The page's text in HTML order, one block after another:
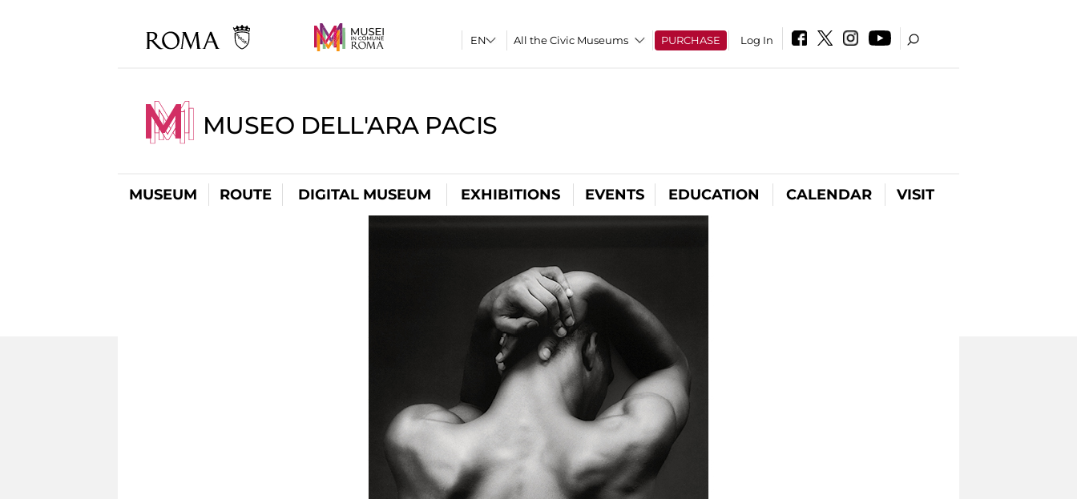
All the Civic Museums PURCHASE Log In
MUSEO DELL'ARA PACIS
MUSEUM ROUTE DIGITAL MUSEUM EXHIBITIONS EVENTS EDUCATION CALENDAR VISIT